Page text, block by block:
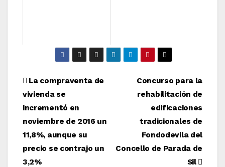
Navegación
de
entradas
Concurso para la
rehabilitación de
edificaciones
tradicionales de
Fondodevila del
Concello de Parada de
Sil
La compraventa de
vivienda se
incrementó en
noviembre de 2016 un
11,8%, aunque su
precio se contrajo un
3,2%